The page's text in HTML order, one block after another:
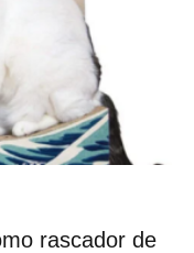
rascador de